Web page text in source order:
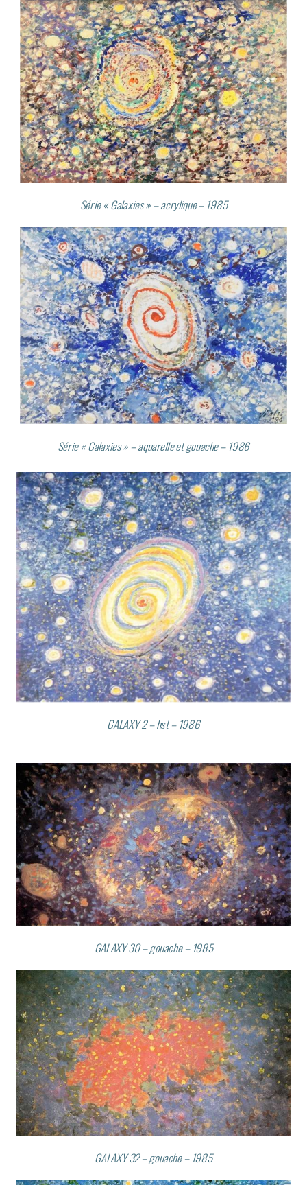
Série « Galaxies » – acrylique – 1985
Série « Galaxies » – aquarelle et gouache – 1986
GALAXY 2 – hst – 1986
GALAXY 30 – gouache – 1985
GALAXY 32 – gouache – 1985